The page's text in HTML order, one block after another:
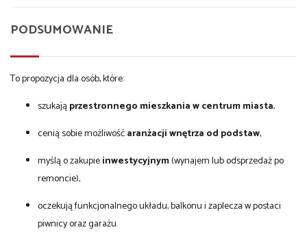
PODSUMOWANIE
To propozycja dla osób, które:
szukająprzestronnego mieszkania w centrum miasta,
cenią sobie możliwośćaranżacji wnętrza od podstaw,
myślą o zakupieinwestycyjnym(wynajem lub odsprzedaż po
remoncie),
oczekują funkcjonalnego układu, balkonu i zaplecza w postaci
piwnicy oraz garażu.